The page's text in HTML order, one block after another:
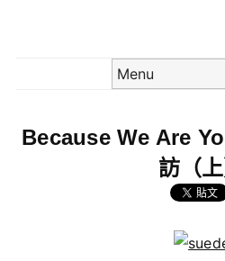
Because We Are
訪（上